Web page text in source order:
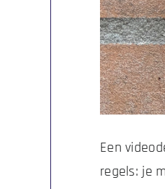
Een
regels: je